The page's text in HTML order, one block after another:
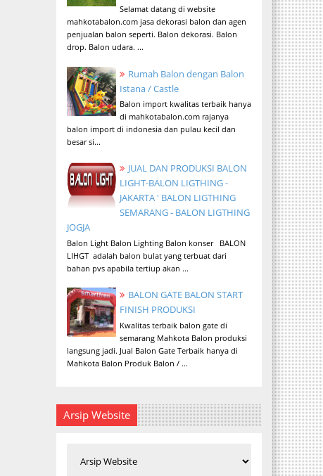
Selamat datang di website
mahkotabalon.com jasa dekorasi balon dan agen
penjualan balon seperti. Balon dekorasi. Balon
drop. Balon udara. ...
Rumah Balon dengan Balon
Istana / Castle
Balon import kwalitas terbaik hanya
di mahkotabalon.com rajanya
balon import di indonesia dan pulau kecil dan
besar si...
JUAL DAN PRODUKSI BALON
LIGHT-BALON LIGTHING -
JAKARTA ' BALON LIGTHING
SEMARANG - BALON LIGTHING
JOGJA
Balon Light Balon Lighting Balon konser BALON
LIHGT adalah balon bulat yang terbuat dari
bahan pvs apabila tertiup akan ...
BALON GATE BALON START
FINISH PRODUKSI
Kwalitas terbaik balon gate di
semarang Mahkota Balon produksi
langsung jadi. Jual Balon Gate Terbaik hanya di
Mahkota Balon Produk Balon / ...
Arsip Website